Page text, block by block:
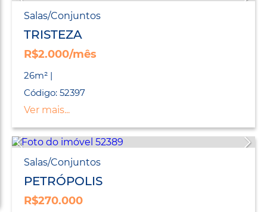
Salas/Conjuntos
TRISTEZA
R$2.000/mês
26m² |
Código: 52397
Ver mais...
Salas/Conjuntos
PETRÓPOLIS
R$270.000